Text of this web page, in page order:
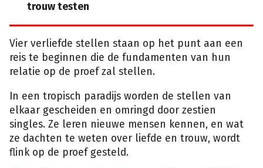
trouw testen
Vier verliefde stellen staan op het punt aan een
reis te beginnen die de fundamenten van hun
relatie op de proef zal stellen.
In een tropisch paradijs worden de stellen van
elkaar gescheiden en omringd door zestien
singles. Ze leren nieuwe mensen kennen, en wat
ze dachten te weten over liefde en trouw, wordt
flink op de proef gesteld.